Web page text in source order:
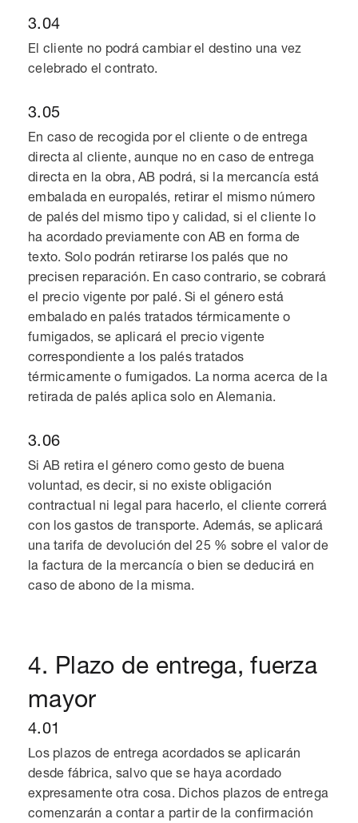
3.04
El cliente no podrá cambiar el destino una vez
celebrado el contrato.
3.05
En caso de recogida por el cliente o de entrega
directa al cliente, aunque no en caso de entrega
directa en la obra, AB podrá, si la mercancía está
embalada en europalés, retirar el mismo número
de palés del mismo tipo y calidad, si el cliente lo
ha acordado previamente con AB en forma de
texto. Solo podrán retirarse los palés que no
precisen reparación. En caso contrario, se cobrará
el precio vigente por palé. Si el género está
embalado en palés tratados térmicamente o
fumigados, se aplicará el precio vigente
correspondiente a los palés tratados
térmicamente o fumigados. La norma acerca de la
retirada de palés aplica solo en Alemania.
3.06
Si AB retira el género como gesto de buena
voluntad, es decir, si no existe obligación
contractual ni legal para hacerlo, el cliente correrá
con los gastos de transporte. Además, se aplicará
una tarifa de devolución del 25 % sobre el valor de
la factura de la mercancía o bien se deducirá en
caso de abono de la misma.
4. Plazo de entrega, fuerza
mayor
4.01
Los plazos de entrega acordados se aplicarán
desde fábrica, salvo que se haya acordado
expresamente otra cosa. Dichos plazos de entrega
comenzarán a contar a partir de la confirmación